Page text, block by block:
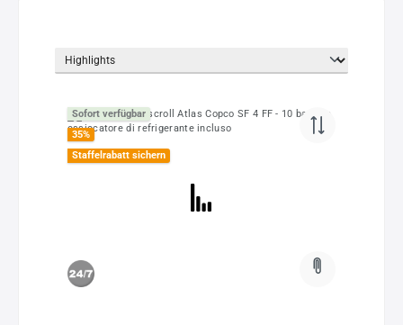
Sofort verfügbar
35%
Staffelrabatt sichern